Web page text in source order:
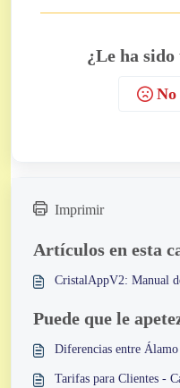
¿Le ha
No
Imprimir
Artículos en esta
CristalAppV2: Manual
Puede que le
Diferencias entre
Tarifas para Clientes -